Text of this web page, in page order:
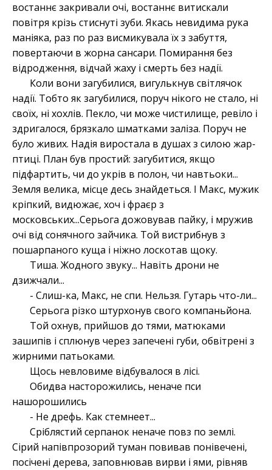
востаннє закривали очі, востаннє витискали
повітря крізь стиснуті зуби. Якась невидима рука
маніяка, раз по раз висмикувала їх з забуття,
повертаючи в жорна сансари. Помирання без
відродження, відчай жаху і смерть без надії.
Коли вони загубилися, вигулькнув світлячок
надії. Тобто як загубилися, поруч нікого не стало, ні
своїх, ні хохлів. Пекло, чи може чистилище, ревіло і
здригалося, брязкало шматками заліза. Поруч не
було живих. Надія виростала в душах з силою жар-
птиці. План був простий: загубитися, якщо
підфартить, чи до укрів в полон, чи навтьоки...
Земля велика, місце десь знайдеться. І Макс, мужик
кріпкий, видюжає, хоч і фраєр з
московських...Серьога дожовував пайку, і мружив
очі від сонячного зайчика. Той вистрибнув з
пошарпаного куща і ніжно лоскотав щоку.
Тиша. Жодного звуку... Навіть дрони не
дзижчали...
- Слиш-ка, Макс, не спи. Нельзя. Гутарь что-ли...
Серьога різко штурхонув свого компаньйона.
Той охнув, прийшов до тями, матюками
зашипів і сплюнув через запечені губи, обвітрені з
жирними патьоками.
Щось невловиме відбувалося в лісі.
Обидва насторожились, неначе пси
нашорошились
- Не дрефь. Как стемнеет...
Сріблястий серпанок неначе повз по землі.
Сірий напівпрозорий туман повивав понівечені,
посічені дерева, заповнював вирви і ями, рівняв